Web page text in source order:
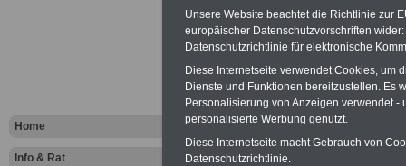
Home
Info & Rat
Unsere Website beachtet die Richtlinie zur
europäischer Datenschutzvorschriften
Datenschutzrichtlinie für elektronische
Diese Internetseite verwendet Cookies, um
Dienste und Funktionen bereitzustellen. Es
Personalisierung von Anzeigen verwendet
personalisierte Werbung genutzt.
Diese Internetseite macht Gebrauch von
Datenschutzrichtlinie.